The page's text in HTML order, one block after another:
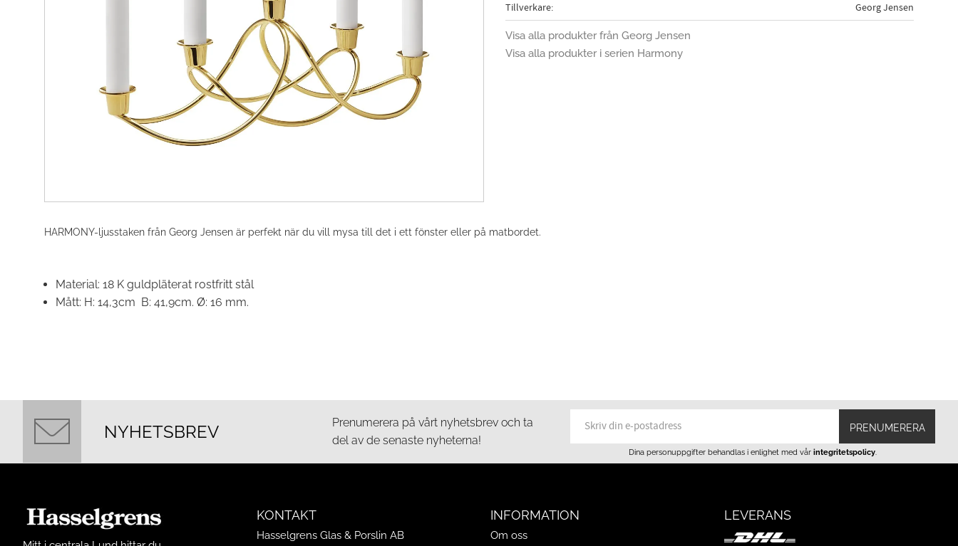
Tillverkare
Georg Jensen
Visa alla produkter från Georg Jensen
Visa alla produkter i serien Harmony
HARMONY-ljusstaken från Georg Jensen är perfekt när du vill mysa till det i ett fönster eller på matbordet.
Material: 18 K guldpläterat rostfritt stål
Mått: H: 14,3cm B: 41,9cm. Ø: 16 mm.
NYHETSBREV
Prenumerera på vårt nyhetsbrev och ta
del av de senaste nyheterna!
PRENUMERERA
Dina personuppgifter behandlas i enlighet med vår integritetspolicy.
KONTAKT
Hasselgrens Glas & Porslin AB
INFORMATION
Om oss
LEVERANS